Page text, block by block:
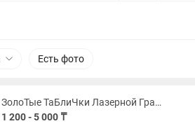
Есть фото
ЗолоТые ТаБлиЧки Лазерной ГраВиРоВкоЙ и РеЗкА. СтеНдЫ.и другое от 450
1 200 - 5 000 ₸